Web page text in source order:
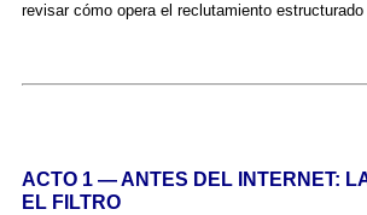
revisar cómo opera el reclutamiento
ACTO 1 — ANTES DEL INTERNET:
EL FILTRO